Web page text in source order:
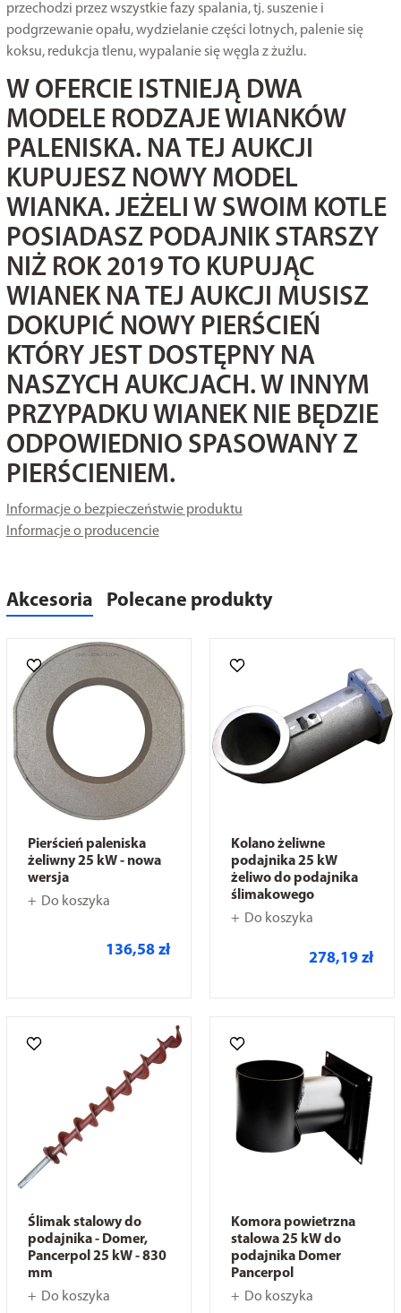
przechodzi przez wszystkie fazy spalania, tj. suszenie i
podgrzewanie opału, wydzielanie części lotnych, palenie się
koksu, redukcja tlenu, wypalanie się węgla z żużlu.
W OFERCIE ISTNIEJĄ DWA
MODELE RODZAJE WIANKÓW
PALENISKA. NA TEJ AUKCJI
KUPUJESZ NOWY MODEL
WIANKA. JEŻELI W SWOIM KOTLE
POSIADASZ PODAJNIK STARSZY
NIŻ ROK 2019 TO KUPUJĄC
WIANEK NA TEJ AUKCJI MUSISZ
DOKUPIĆ NOWY PIERŚCIEŃ
KTÓRY JEST DOSTĘPNY NA
NASZYCH AUKCJACH. W INNYM
PRZYPADKU WIANEK NIE BĘDZIE
ODPOWIEDNIO SPASOWANY Z
PIERŚCIENIEM.
Informacje o bezpieczeństwie produktu
Informacje o producencie
Akcesoria Polecane produkty
Pierścień paleniska
żeliwny 25 kW - nowa
wersja
Do koszyka
136,58 zł
Kolano żeliwne
podajnika 25 kW
żeliwo do podajnika
ślimakowego
Do koszyka
278,19 zł
Ślimak stalowy do
podajnika - Domer,
Pancerpol 25 kW - 830
mm
Do koszyka
Komora powietrzna
stalowa 25 kW do
podajnika Domer
Pancerpol
Do koszyka